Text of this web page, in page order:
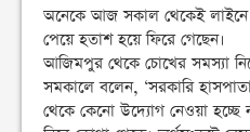
অনেকে আজ সকাল থেকেই লাইনে
পেয়ে হতাশ হয়ে ফিরে গেছেন।
আজিমপুর থেকে চোখের সমস্যা
সমকালে বলেন, ‘সরকারি
থেকে কেনো উদ্যোগ নেওয়া হচ্ছে